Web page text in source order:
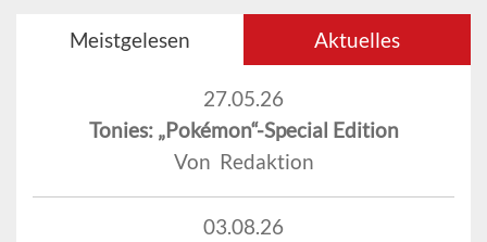
Meistgelesen Aktuelles
27.05.26
Tonies: „Pokémon“-Special Edition
Von Redaktion
03.08.26